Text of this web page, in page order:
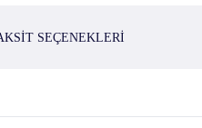
SEÇENEKLERI